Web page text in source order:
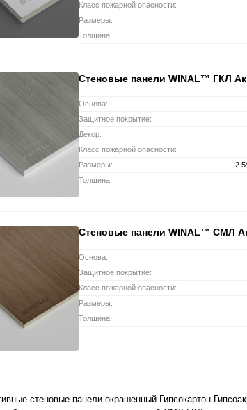
Класс пожарной опасности:
Размеры:
Толщина:
Стеновые панели WINAL™ ГКЛ
Основа:
Защитное покрытие:
Декор:
Класс пожарной опасности:
Размеры:
Толщина:
Стеновые панели WINAL™ СМЛ
Основа:
Защитное покрытие:
Класс пожарной опасности:
Размеры:
Толщина:
стеновые панели окрашенный Гипсокартон